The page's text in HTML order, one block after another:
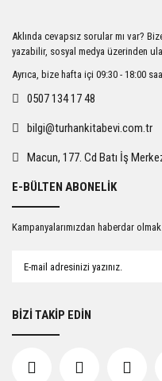
Ürün açıklamasında eksik
Ürün bilgilerinde hatalar
Ürün fiyatı diğer sitelerden
Aklında cevapsız sorular mı var?
yazabilir, sosyal medya üzerinden
Ayrıca, bize hafta içi 09:30 - 18:00
0507 134 17 48
bilgi@turhankitabevi.com.tr
Macun, 177. Cd Batı İş
E-BÜLTEN ABONELİK
Kampanyalarımızdan haberdar
BİZİ TAKİP EDİN